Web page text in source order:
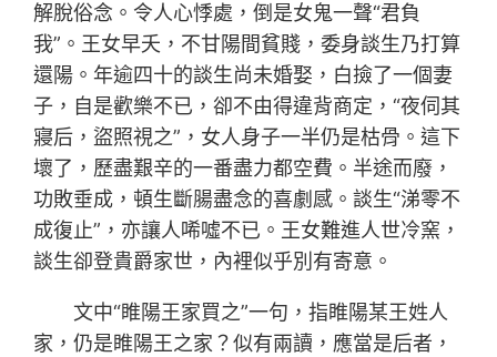
解脫俗念。令人心悸處，倒是女鬼一聲“君負
我”。王女早夭，不甘陽間貧賤，委身談生乃打算
還陽。年逾四十的談生尚未婚娶，白撿了一個妻
子，自是歡樂不已，卻不由得違背商定，“夜伺其
寢后，盜照視之”，女人身子一半仍是枯骨。這下
壞了，歷盡艱辛的一番盡力都空費。半途而廢，
功敗垂成，頓生斷腸盡念的喜劇感。談生“涕零不
成復止”，亦讓人唏噓不已。王女難進人世冷窯，
談生卻登貴爵家世，內裡似乎別有寄意。
文中“睢陽王家買之”一句，指睢陽某王姓人
家，仍是睢陽王之家？似有兩讀，應當是后者，